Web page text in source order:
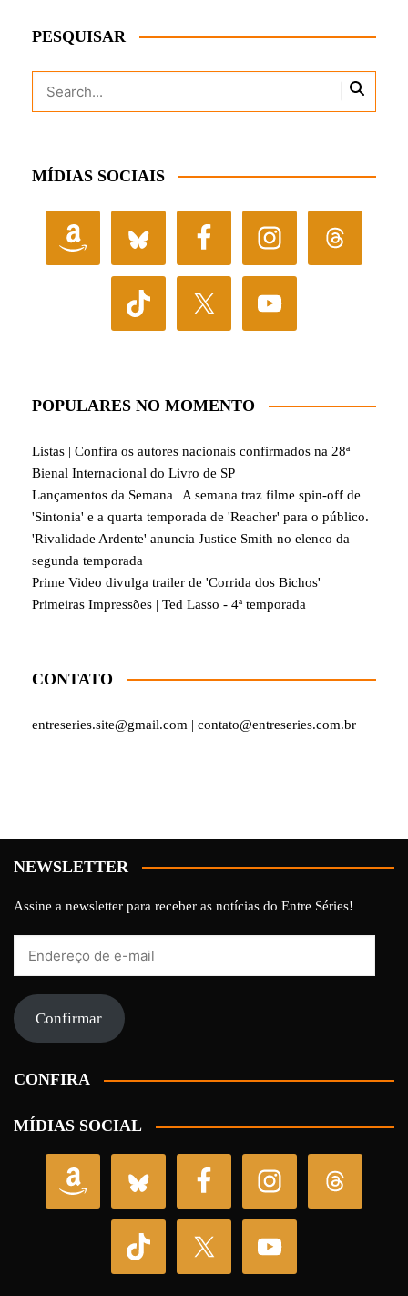
PESQUISAR
MÍDIAS SOCIAIS
POPULARES NO MOMENTO
Listas | Confira os autores nacionais confirmados na 28ª
Bienal Internacional do Livro de SP
Lançamentos da Semana | A semana traz filme spin-off de
'Sintonia' e a quarta temporada de 'Reacher' para o público.
'Rivalidade Ardente' anuncia Justice Smith no elenco da
segunda temporada
Prime Video divulga trailer de 'Corrida dos Bichos'
Primeiras Impressões | Ted Lasso - 4ª temporada
CONTATO
entreseries.site@gmail.com | contato@entreseries.com.br
NEWSLETTER
Assine a newsletter para receber as notícias do Entre Séries!
mail Confirmar
CONFIRA
MÍDIAS SOCIAL